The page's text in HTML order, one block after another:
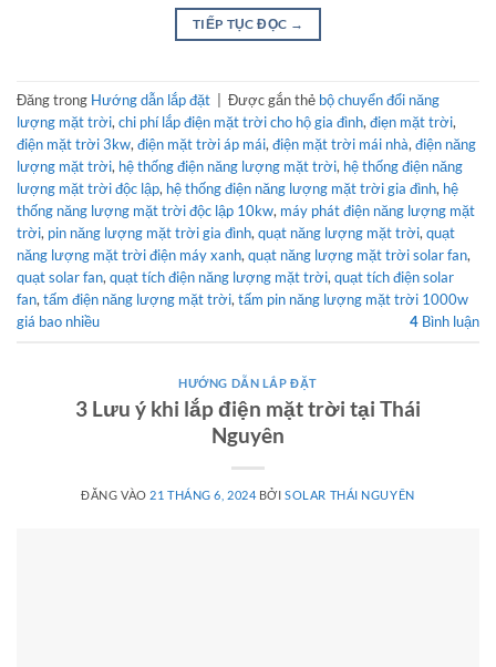
TIẾP TỤC ĐỌC →
Đăng trong Hướng dẫn lắp đặt Được gắn thẻ bộ chuyển đổi năng
lượng mặt trời,chi phí lắp điện mặt trời cho hộ gia đình,điẹn mặt trời,
điện mặt trời 3kw,điện mặt trời áp mái,điện mặt trời mái nhà,điện năng
lượng mặt trời, hệ thống điện năng lượng mặt trời, hệ thống điện năng
lượng mặt trời độc lập, hệ thống điện năng lượng mặt trời gia đình, hệ
thống năng lượng mặt trời độc lập 10kw, máy phát điện năng lượng mặt
trời, pin năng lượng mặt trời gia đình,quạt năng lượng mặt trời,quạt
năng lượng mặt trời điện máy xanh,quạt năng lượng mặt trời solar fan,
quạt solar fan,quạt tích điện năng lượng mặt trời,quạt tích điện solar
fan,tấm điện năng lượng mặt trời,tấm pin năng lượng mặt trời 1000w
giá bao nhiều
4 Bình luận
HƯỚNG DẪN LẮP ĐẶT
3 Lưu ý khi lắp điện mặt trời tại Thái
Nguyên
ĐĂNG VÀO 21 THÁNG 6, 2024 BỞISOLAR THÁI NGUYÊN